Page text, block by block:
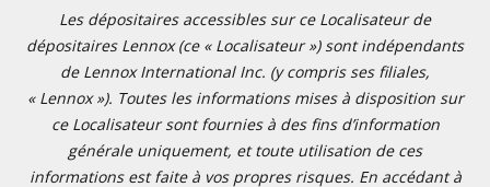
Les dépositaires accessibles sur ce Localisateur de
dépositaires Lennox (ce « Localisateur ») sont indépendants
de Lennox International Inc. (y compris ses filiales,
« Lennox »). Toutes les informations mises à disposition sur
ce Localisateur sont fournies à des fins d’information
générale uniquement, et toute utilisation de ces
informations est faite à vos propres risques. En accédant à